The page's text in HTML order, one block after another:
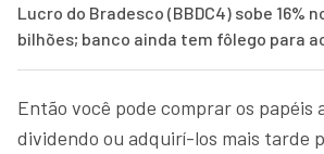
Lucro do Bradesco (BBDC4) sobe 16%
bilhões; banco ainda tem fôlego para
Então você pode comprar os papéis
dividendo ou adquirí-los mais tarde